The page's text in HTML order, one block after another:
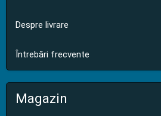
Despre livrare
Întrebări frecvente
Magazin